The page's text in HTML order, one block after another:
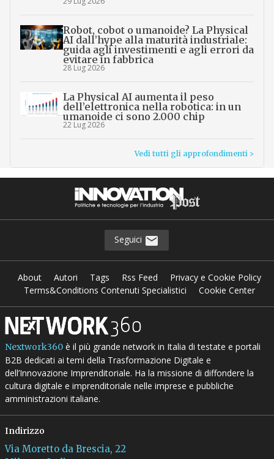
Robot, cobot o umanoide? La Physical
AI dall’hype alla maturità industriale:
guida agli investimenti e agli errori da
evitare in fabbrica
28 Lug 2026
La Physical AI aumenta il peso
dell’elettronica nella robotica: in un
umanoide ci sono 2.000 chip
22 Lug 2026
Vedi tutti gli approfondimenti >
Seguici
About Autori Tags Rss Feed
Privacy e Cookie Policy
Terms&Conditions Contenuti Specialistici
Cookie Center
Nextwork360è il più grande network in Italia di testate e portali
B2B dedicati ai temi della Trasformazione Digitale e
dell’Innovazione Imprenditoriale. Ha la missione di diffondere la
cultura digitale e imprenditoriale nelle imprese e pubbliche
amministrazioni italiane.
Indirizzo
Via Moretto da Brescia, 22